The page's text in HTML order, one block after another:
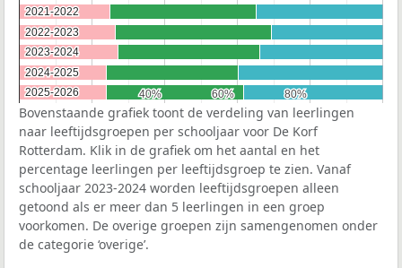
40%
40% 60%
60% 80%
80%
2021-2022
2021-2022
2022-2023
2022-2023
2023-2024
2023-2024
2024-2025
2024-2025
2025-2026
2025-2026
Bovenstaande grafiek toont de verdeling van leerlingen
naar leeftijdsgroepen per schooljaar voor De Korf
Rotterdam. Klik in de grafiek om het aantal en het
percentage leerlingen per leeftijdsgroep te zien. Vanaf
schooljaar 2023-2024 worden leeftijdsgroepen alleen
getoond als er meer dan 5 leerlingen in een groep
voorkomen. De overige groepen zijn samengenomen onder
de categorie ‘overige’.